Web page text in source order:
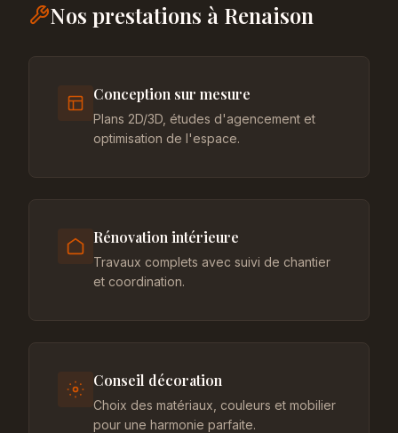
Nos prestations à Renaison
Conception sur mesure
Plans 2D/3D, études d'agencement et
optimisation de l'espace.
Rénovation intérieure
Travaux complets avec suivi de chantier
et coordination.
Conseil décoration
Choix des matériaux, couleurs et mobilier
pour une harmonie parfaite.